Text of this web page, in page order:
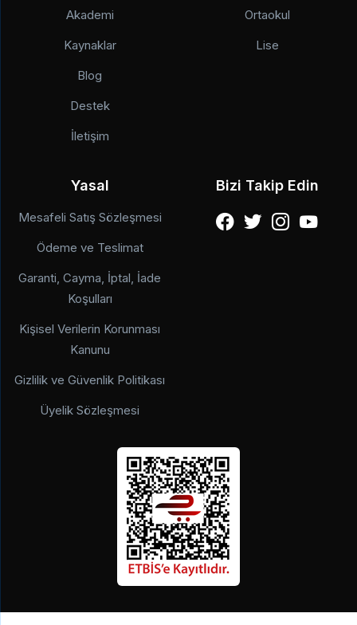
Akademi
Kaynaklar
Blog
Destek
İletişim
Ortaokul
Lise
Yasal
Mesafeli Satış Sözleşmesi
Ödeme ve Teslimat
Garanti, Cayma, İptal, İade
Koşulları
Kişisel Verilerin Korunması
Kanunu
Gizlilik ve Güvenlik Politikası
Üyelik Sözleşmesi
Bizi Takip Edin